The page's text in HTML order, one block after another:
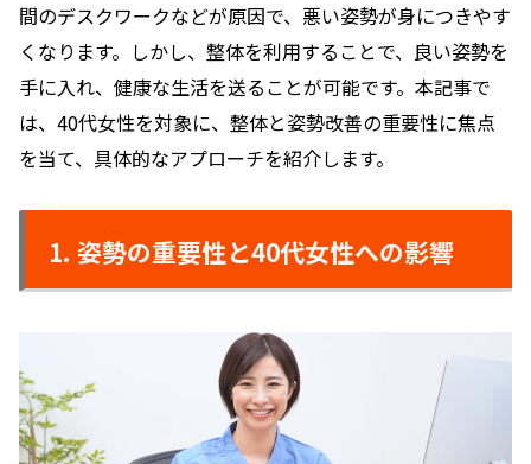
間のデスクワークなどが原因で、悪い姿勢が身につきやす
くなります。しかし、整体を利用することで、良い姿勢を
手に入れ、健康な生活を送ることが可能です。本記事で
は、40代女性を対象に、整体と姿勢改善の重要性に焦点
を当て、具体的なアプローチを紹介します。
1. 姿勢の重要性と40代女性への影響